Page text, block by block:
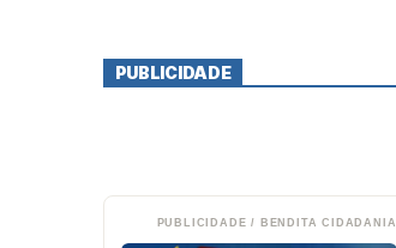
PUBLICIDADE
PUBLICIDADE / BENDITA CIDADANIA